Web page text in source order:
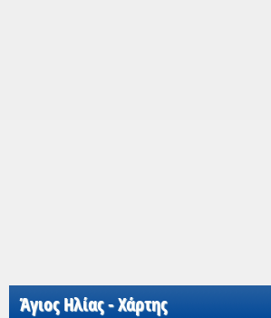
Άγιος Ηλίας - Χάρτης